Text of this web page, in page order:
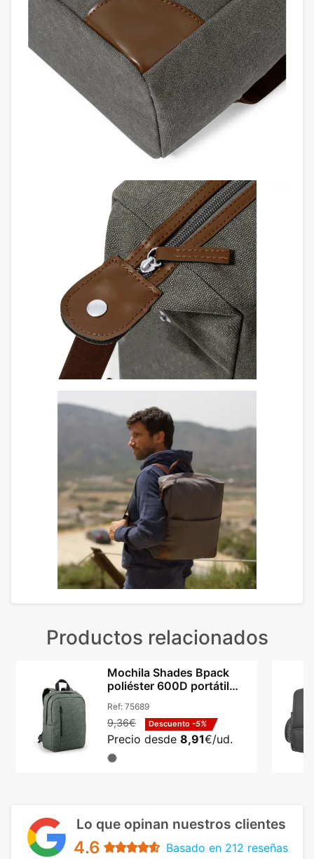
Productos relacionados
Mochila Shades Bpack
poliéster 600D portátil
Ref: 75689
9,36€ Descuento -5%
Precio desde 8,91€/ud.
Lo que opinan nuestros clientes
4.6 Basado en 212 reseñas